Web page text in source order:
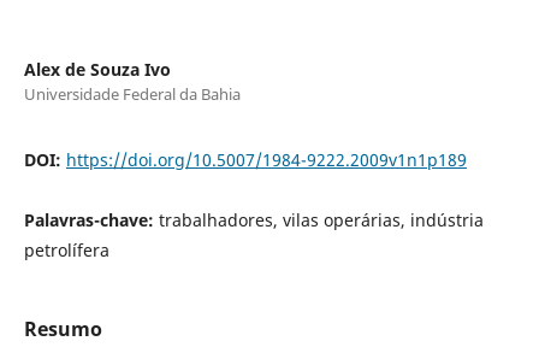
Alex de Souza Ivo
Universidade Federal da Bahia
DOI: https://doi.org/10.5007/1984-9222.2009v1n1p189
Palavras-chave: trabalhadores, vilas operárias, indústria
petrolífera
Resumo